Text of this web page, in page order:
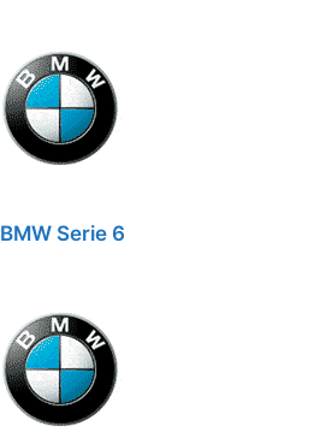
BMW Serie 6